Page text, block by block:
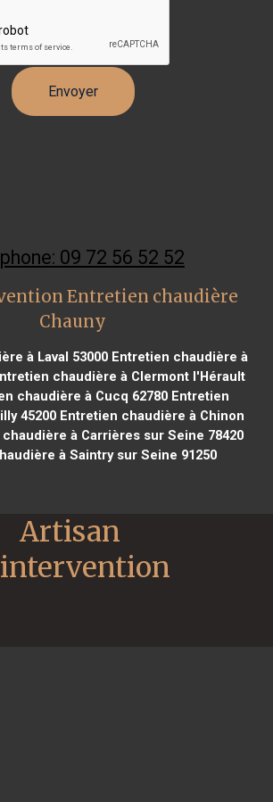
09 72 56 52 52
Entretien chaudière
Chauny
à Laval 53000 Entretien chaudière à
chaudière à Clermont l'Hérault
chaudière à Cucq 62780 Entretien
45200 Entretien chaudière à Chinon
à Carrières sur Seine 78420
à Saintry sur Seine 91250
Artisan